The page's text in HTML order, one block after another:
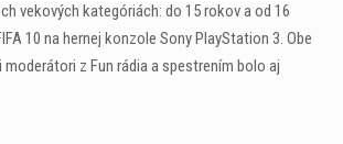
vekových kategóriách: do 15 rokov a od 16
10 na hernej konzole Sony PlayStation 3. Obe
z Fun rádia a spestrením bolo aj